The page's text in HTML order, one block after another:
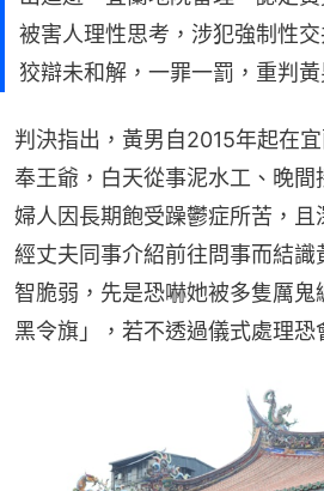
被害人理性思考，涉犯強制性
狡辯未和解，一罪一罰，重判
判決指出，黃男自2015年起在
奉王爺，白天從事泥水工、晚間
婦人因長期飽受躁鬱症所苦，且
經丈夫同事介紹前往問事而結
智脆弱，先是恐嚇她被多隻厲
黑令旗」，若不透過儀式處理恐